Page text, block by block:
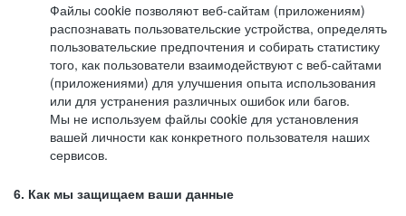
Файлы cookie позволяют веб-сайтам (приложениям)
распознавать пользовательские устройства, определять
пользовательские предпочтения и собирать статистику
того, как пользователи взаимодействуют с веб-сайтами
(приложениями) для улучшения опыта использования
или для устранения различных ошибок или багов.
Мы не используем файлы cookie для установления
вашей личности как конкретного пользователя наших
сервисов.
6. Как мы защищаем ваши данные